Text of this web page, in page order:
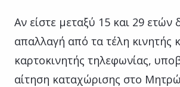
Αν είστε μεταξύ 15 και 29 ετών
απαλλαγή από τα τέλη κινητής
καρτοκινητής τηλεφωνίας,
αίτηση καταχώρισης στο